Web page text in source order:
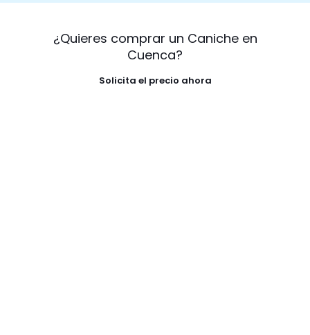
¿Quieres comprar un Caniche en
Cuenca?
Solicita el precio ahora